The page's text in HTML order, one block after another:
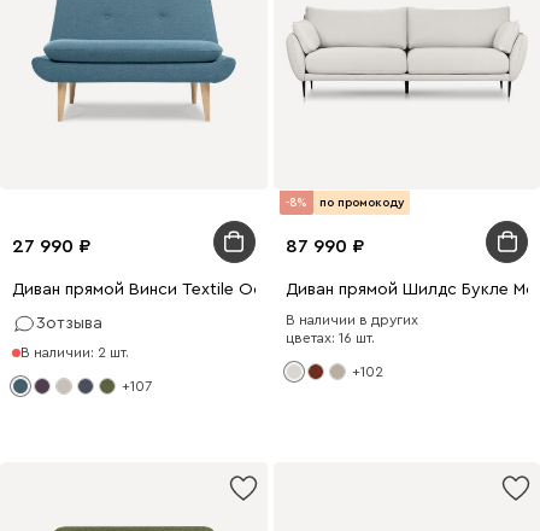
27 990
Диван прямой Винси Textile Ocean
3отзыва
В наличии: 2 шт.
+107
-8% по промокоду
87 990
Диван прямой Шилдс Букле
В наличии в других
цветах: 16 шт.
+102